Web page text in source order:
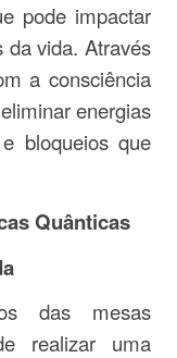
pode impactar
da vida. Através
a consciência
energias
bloqueios que
Quânticas
das mesas
realizar uma